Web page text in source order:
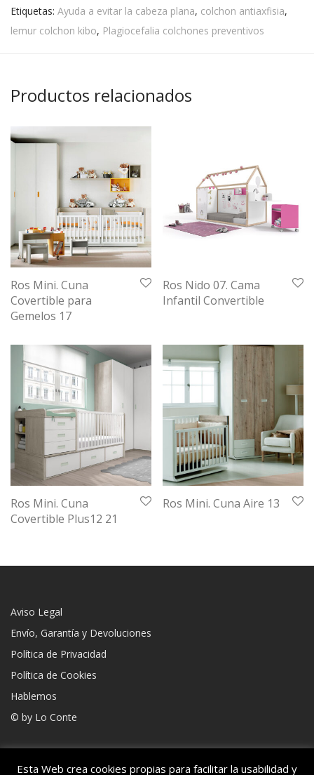
Etiquetas: Ayuda a evitar la cabeza plana, colchon antiaxfisia,
lemur colchon kibo, Plagiocefalia colchones preventivos
Productos relacionados
Ros Mini. Cuna
Covertible para
Gemelos 17
Ros Nido 07. Cama
Infantil Convertible
Ros Mini. Cuna
Covertible Plus12 21
Ros Mini. Cuna Aire 13
Aviso Legal
Envío, Garantía y Devoluciones
Política de Privacidad
Política de Cookies
Hablemos
© by Lo Conte
Esta Web crea cookies propias para facilitar la usabilidad y